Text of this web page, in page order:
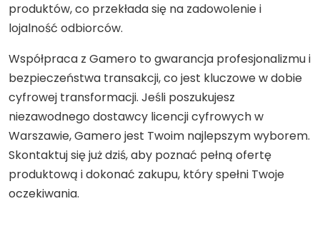
produktów, co przekłada się na zadowolenie i
lojalność odbiorców.
Współpraca z Gamero to gwarancja profesjonalizmu i
bezpieczeństwa transakcji, co jest kluczowe w dobie
cyfrowej transformacji. Jeśli poszukujesz
niezawodnego dostawcy licencji cyfrowych w
Warszawie, Gamero jest Twoim najlepszym wyborem.
Skontaktuj się już dziś, aby poznać pełną ofertę
produktową i dokonać zakupu, który spełni Twoje
oczekiwania.